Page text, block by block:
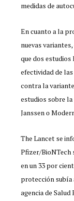
medidas de
En cuanto a la
nuevas
que dos
efectividad de
contra la
estudios sobre
Janssen o
The Lancet se
Pfizer/
en un 33 por
protección subía
agencia de Salud